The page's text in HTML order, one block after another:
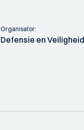
Organisator:
Defensie en Veiligheid